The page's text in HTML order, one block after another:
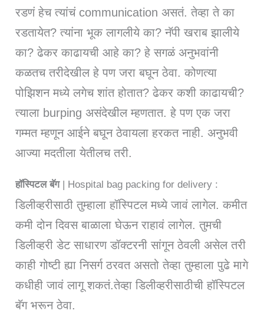
रडणं हेच त्यांचं communication असतं. तेव्हा ते का
रडतायेत? त्यांना भूक लागलीये का? नॅपी खराब झालीये
का? ढेकर काढायची आहे का? हे सगळं अनुभवांनी
कळतच तरीदेखील हे पण जरा बघून ठेवा. कोणत्या
पोझिशन मध्ये लगेच शांत होतात? ढेकर कशी काढायची?
त्याला burping असंदेखील म्हणतात. हे पण एक जरा
गम्मत म्हणून आईने बघून ठेवायला हरकत नाही. अनुभवी
आज्या मदतीला येतीलच तरी.
हॉस्पिटल बॅग| Hospital bag packing for delivery :
डिलीव्हरीसाठी तुम्हाला हॉस्पिटल मध्ये जावं लागेल. कमीत
कमी दोन दिवस बाळाला घेऊन राहावं लागेल. तुमची
डिलीव्हरी डेट साधारण डॉक्टरनी सांगून ठेवली असेल तरी
काही गोष्टी ह्या निसर्ग ठरवत असतो तेव्हा तुम्हाला पुढे मागे
कधीही जावं लागू शकतं.तेव्हा डिलीव्हरीसाठीची हॉस्पिटल
बॅग भरून ठेवा.